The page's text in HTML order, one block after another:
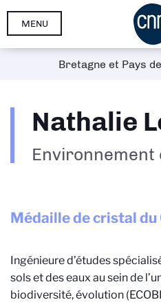
Aller
MENU
Nathalie
Environnement
Médaille de cristal du
Ingénieure d’études
sols et des eaux au sein de
biodiversité, évolution